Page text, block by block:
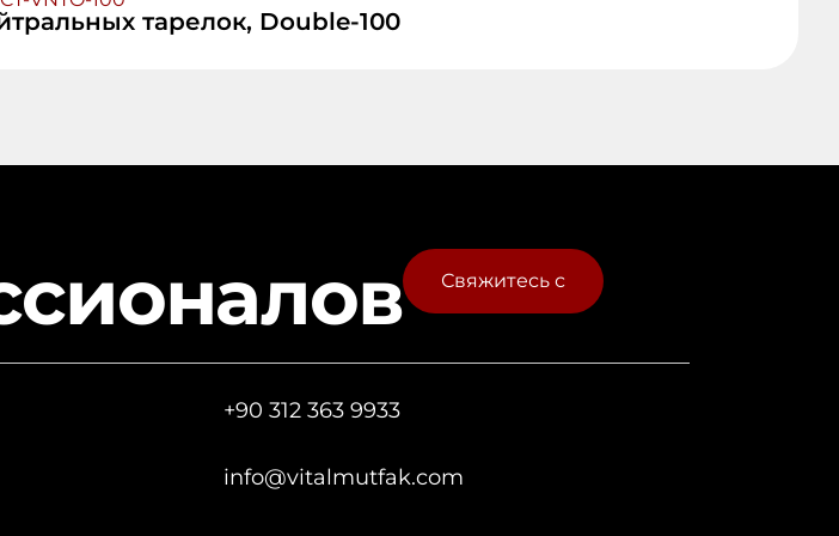
тарелок, Double-100
Свяжитесь с
+90 312 363 9933
info@vitalmutfak.com